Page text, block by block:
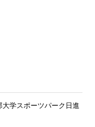
大学スポーツパーク日進